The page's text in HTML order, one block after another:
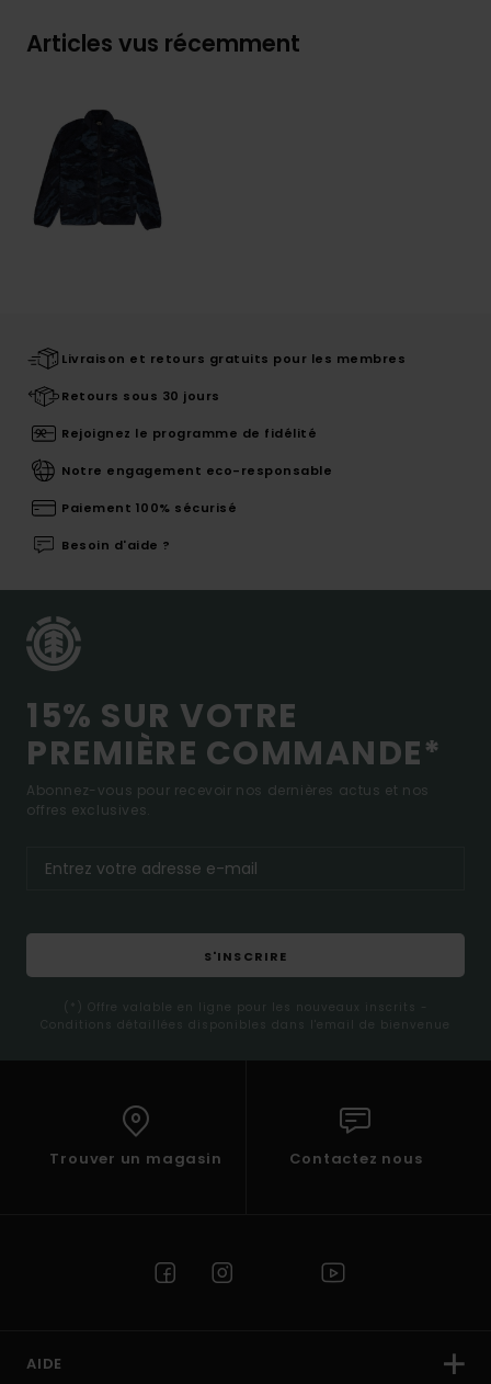
Articles vus récemment
Livraison et retours gratuits pour les membres
Retours sous 30 jours
Rejoignez le programme de fidélité
Notre engagement eco-responsable
Paiement 100% sécurisé
Besoin d'aide ?
15% SUR VOTRE
PREMIÈRE COMMANDE*
Abonnez-vous pour recevoir nos dernières actus et nos
offres exclusives.
S'INSCRIRE
(*) Offre valable en ligne pour les nouveaux inscrits -
Conditions détaillées disponibles dans l'email de bienvenue
Trouver un magasin Contactez nous
AIDE